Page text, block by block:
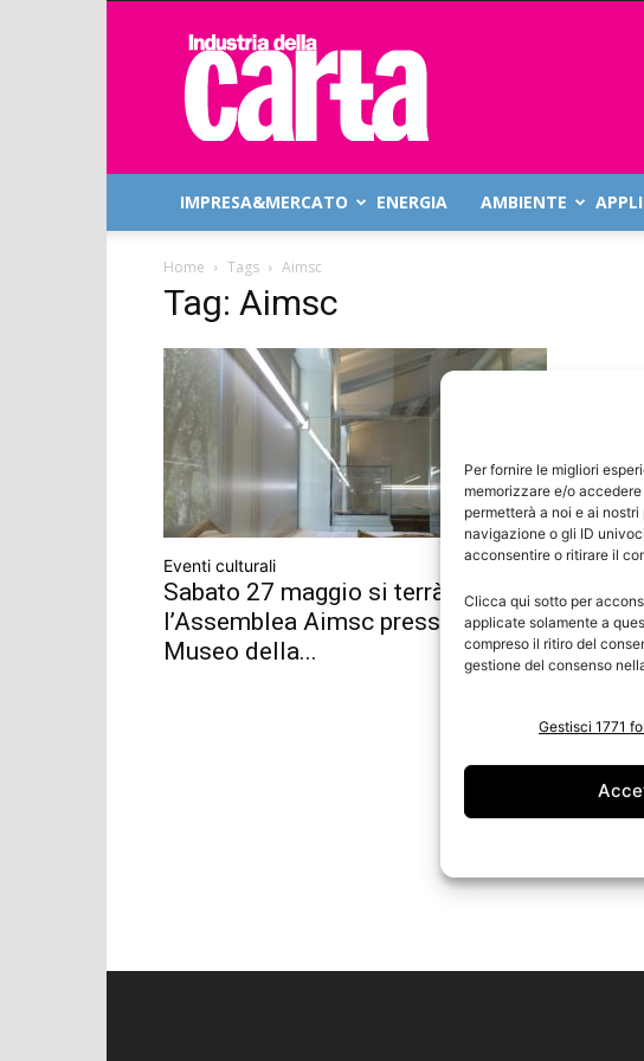
Per fornire le migliori
memorizzare e/o
permetterà a noi e ai
navigazione o gli ID
acconsentire o ritirare il
Clicca qui sotto per
applicate solamente a
compreso il ritiro del
gestione del consenso
Gestisci 1771
Industria
della
Carta
IMPRESA&MERCATO ENERGIA AMBIENTE
Home Tags Aimsc
Tag: Aimsc
Eventi culturali
Sabato 27 maggio si terrà
l’Assemblea Aimsc presso il
Museo della...